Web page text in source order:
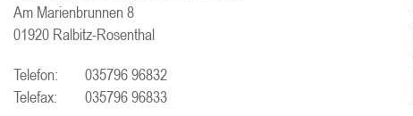
Am Marienbrunnen 8
01920 Ralbitz-Rosenthal
Telefon:
035796 96832
Telefax:
035796 96833